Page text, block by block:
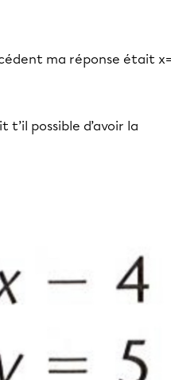
ma réponse était
possible d’avoir la